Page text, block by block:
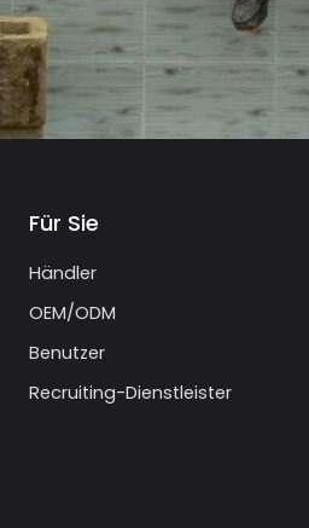
Für Sie
Händler
OEM/ODM
Benutzer
Recruiting-Dienstleister